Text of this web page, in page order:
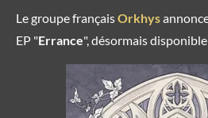
Le groupe françaisOrkhys
EP "Errance", désormais